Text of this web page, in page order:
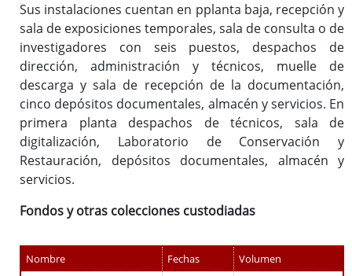
Sus instalaciones cuentan en pplanta baja, recepción y
sala de exposiciones temporales, sala de consulta o de
investigadores con seis puestos, despachos de
dirección, administración y técnicos, muelle de
descarga y sala de recepción de la documentación,
cinco depósitos documentales, almacén y servicios. En
primera planta despachos de técnicos, sala de
digitalización, Laboratorio de Conservación y
Restauración, depósitos documentales, almacén y
servicios.
Fondos y otras colecciones custodiadas
Nombre Fechas Volumen